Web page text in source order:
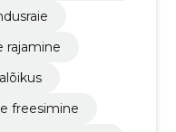
rajamine
freesimine